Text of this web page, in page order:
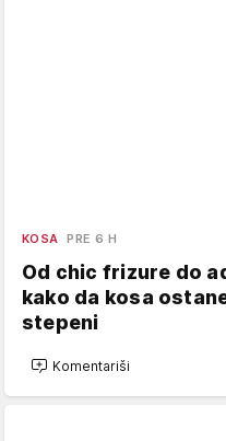
KOSA PRE 6 H
Od chic frizure do
kako da kosa
stepeni
Komentariši